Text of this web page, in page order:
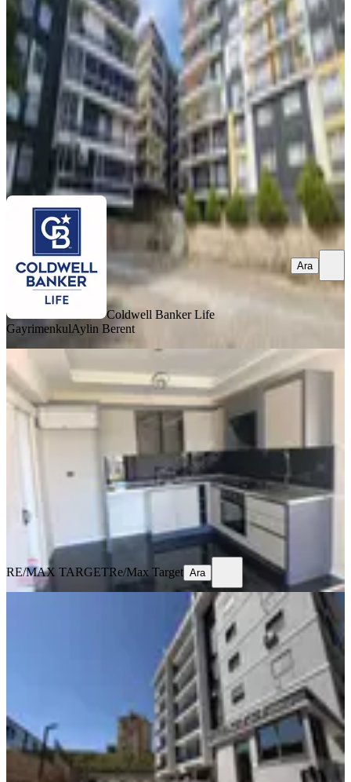
Menemen, Gazi Mahallesi
3+1· 135 m²· 6. Kat·14.05.2026
4.950.000 ₺Geri Dönüş: 16 yıl
Coldwell Banker Life Gayrimenkul Aylin Berent
Ara
Coldwell Banker Life
GayrimenkulAylin Berent
Ara
Re/max Target'tan Dublex Geniş Lüx
Daire
Menemen, Gazi Mahallesi
·11.05.2026
6.500.000 ₺Geri Dönüş: 16 yıl
RE/MAX TARGET
RE/MAX TARGETRe/Max Target Ara
Menemen Koyunderede Satılık Daire
2+1 Site İçerisinde Havuzlu
Menemen, Gazi Mahallesi
85 m²·2. Kat· 06.05.2026
5.400.000 ₺